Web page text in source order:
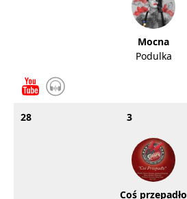
Mocna
Podulka
28 3
Coś przepadło